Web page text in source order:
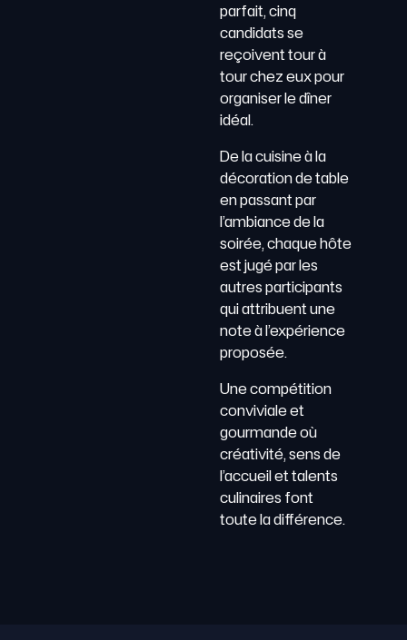
parfait, cinq
candidats se
reçoivent tour à
tour chez eux pour
organiser le dîner
idéal.
De la cuisine à la
décoration de table
en passant par
l’ambiance de la
soirée, chaque hôte
est jugé par les
autres participants
qui attribuent une
note à l’expérience
proposée.
Une compétition
conviviale et
gourmande où
créativité, sens de
l’accueil et talents
culinaires font
toute la différence.